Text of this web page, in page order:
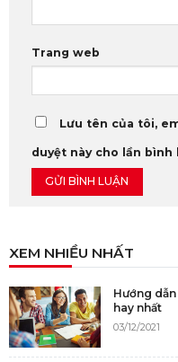
Trang web
Lưu tên của tôi,
duyệt này cho lần
XEM NHIỀU NHẤT
Hướng
hay nhất
03/12/2021